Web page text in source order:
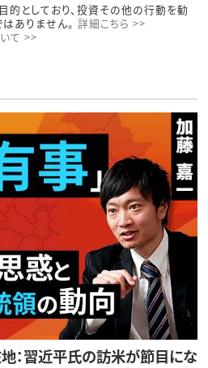
としており、投資その他の行動を勧
ありません。 詳細こちら >>
て >>
地：習近平氏の訪米が節目にな